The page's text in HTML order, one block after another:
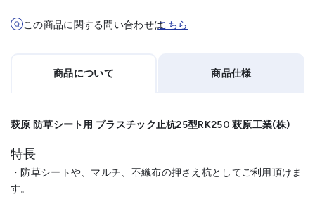
この商品に関する問い合わせはこちら
商品について
萩原 防草シート用 プラスチック止杭25型RK250 萩原工業(株)
特長
・防草シートや、マルチ、不織布の押さえ杭としてご利用頂けま
す。
商品仕様